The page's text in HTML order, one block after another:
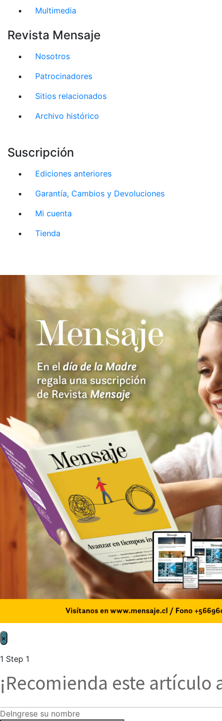
Multimedia
Revista Mensaje
Nosotros
Patrocinadores
Sitios relacionados
Archivo histórico
Suscripción
Ediciones anteriores
Garantía, Cambios y Devoluciones
Mi cuenta
Tienda
×
1 Step 1
¡Recomienda este artículo
DeIngrese su nombre